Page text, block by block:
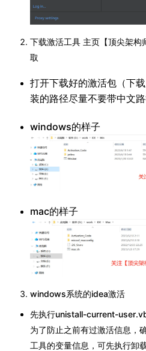
下载激活工具 主页【顶尖架
取
打开下载好的激活包（下
装的路径尽量不要带中文
windows的样子
mac的样子
windows系统的idea激活
先执行unistall-current-
为了防止之前有过激活信息，
工具的变量信息，可先执行卸